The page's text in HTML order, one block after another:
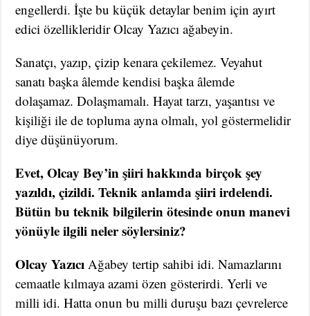
engellerdi. İşte bu küçük detaylar benim için ayırt
edici özellikleridir Olcay Yazıcı ağabeyin.
Sanatçı, yazıp, çizip kenara çekilemez. Veyahut
sanatı başka âlemde kendisi başka âlemde
dolaşamaz. Dolaşmamalı. Hayat tarzı, yaşantısı ve
kişiliği ile de topluma ayna olmalı, yol göstermelidir
diye düşünüyorum.
Evet, Olcay Bey’in şiiri hakkında birçok şey
yazıldı, çizildi. Teknik anlamda şiiri irdelendi.
Bütün bu teknik bilgilerin ötesinde onun manevi
yönüyle ilgili neler söylersiniz?
Olcay Yazıcı Ağabey tertip sahibi idi. Namazlarını
cemaatle kılmaya azami özen gösterirdi. Yerli ve
milli idi. Hatta onun bu milli duruşu bazı çevrelerce